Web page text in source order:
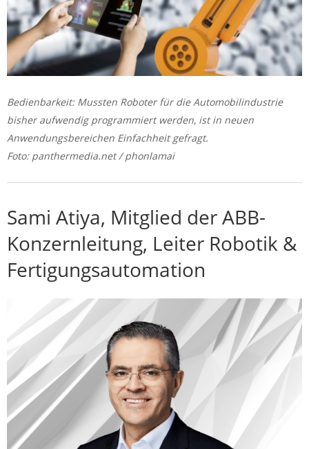
Bedienbarkeit: Mussten Roboter für die Automobilindustrie
bisher aufwendig programmiert werden, ist in neuen
Anwendungsbereichen Einfachheit gefragt.
Foto: panthermedia.net / phonlamai
Sami Atiya, Mitglied der ABB-
Konzernleitung, Leiter Robotik &
Fertigungsautomation